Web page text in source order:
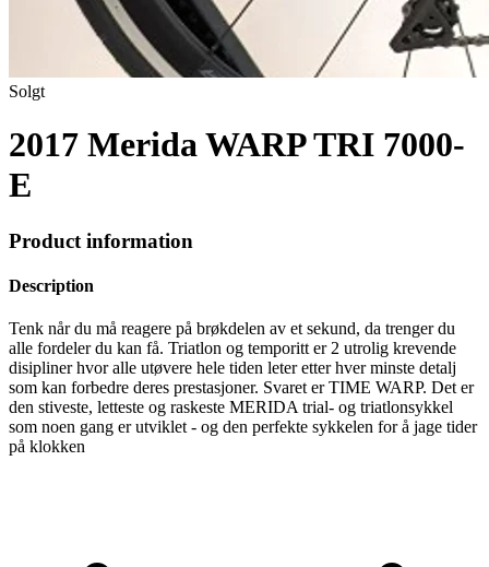
Solgt
2017 Merida WARP TRI 7000-
E
Product information
Description
Tenk når du må reagere på brøkdelen av et sekund, da trenger du
alle fordeler du kan få. Triatlon og temporitt er 2 utrolig krevende
disipliner hvor alle utøvere hele tiden leter etter hver minste detalj
som kan forbedre deres prestasjoner. Svaret er TIME WARP. Det er
den stiveste, letteste og raskeste MERIDA trial- og triatlonsykkel
som noen gang er utviklet - og den perfekte sykkelen for å jage tider
på klokken